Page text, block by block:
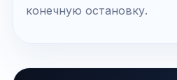
конечную остановку.